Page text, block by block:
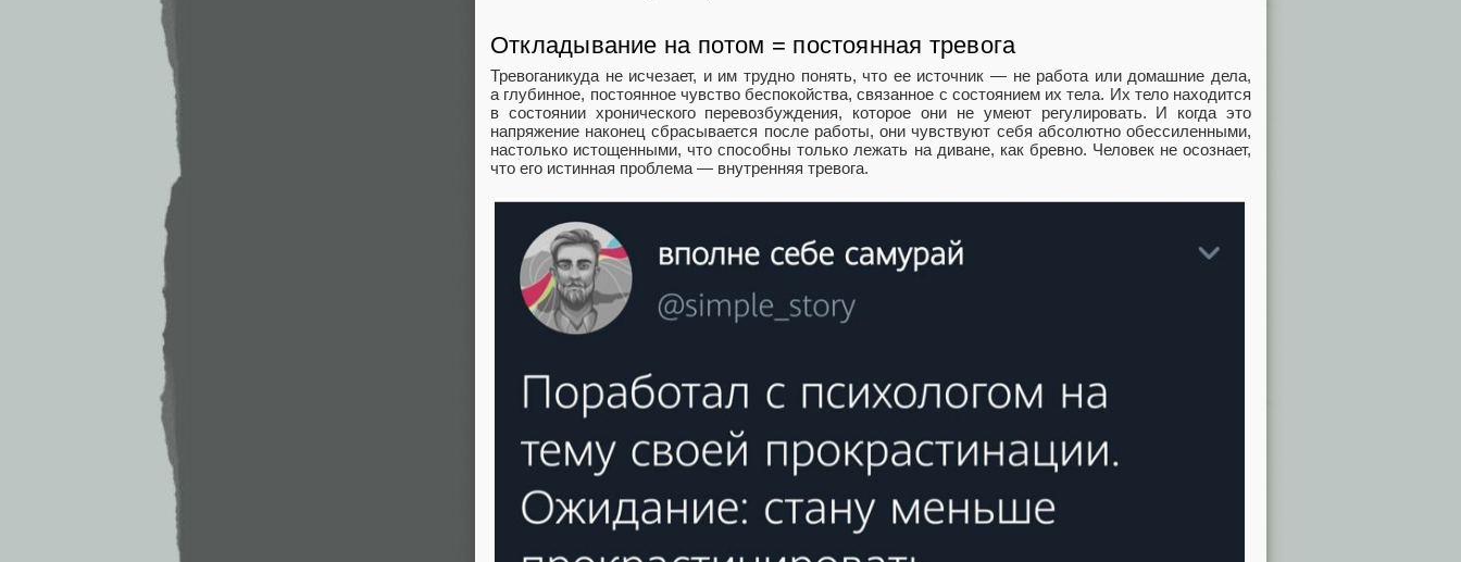
Откладывание на потом = постоянная тревога
Тревоганикуда не исчезает, и им трудно понять, что ее источник — не работа или домашние дела,
а глубинное, постоянное чувство беспокойства, связанное с состоянием их тела. Их тело находится
в состоянии хронического перевозбуждения, которое они не умеют регулировать. И когда это
напряжение наконец сбрасывается после работы, они чувствуют себя абсолютно обессиленными,
настолько истощенными, что способны только лежать на диване, как бревно. Человек не осознает,
что его истинная проблема — внутренняя тревога.